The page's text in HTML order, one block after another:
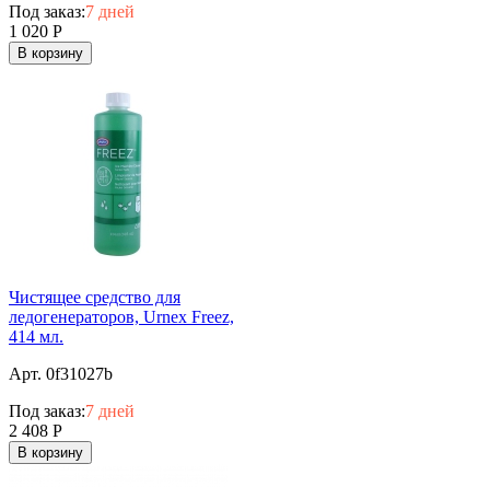
Под заказ:7 дней
1 020 Р
В корзину
Чистящее средство для
ледогенераторов, Urnex Freez,
414 мл.
Арт. 0f31027b
Под заказ:7 дней
2 408 Р
В корзину